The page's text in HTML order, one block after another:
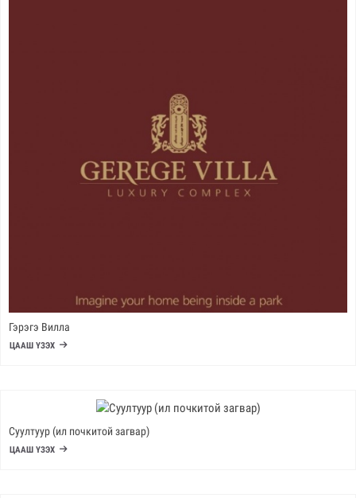
Гэрэгэ Вилла
ЦААШ ҮЗЭХ
Суултуур (ил почкитой загвар)
ЦААШ ҮЗЭХ